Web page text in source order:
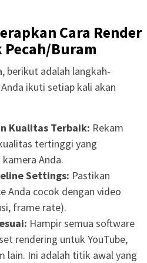
Cara Render
Pecah/Buram
berikut adalah langkah-
ikuti setiap kali akan
Kualitas Terbaik: Rekam
tertinggi yang
Anda.
Settings: Pastikan
Anda cocok dengan video
frame rate).
Hampir semua software
rendering untuk YouTube,
lain. Ini adalah titik awal yang